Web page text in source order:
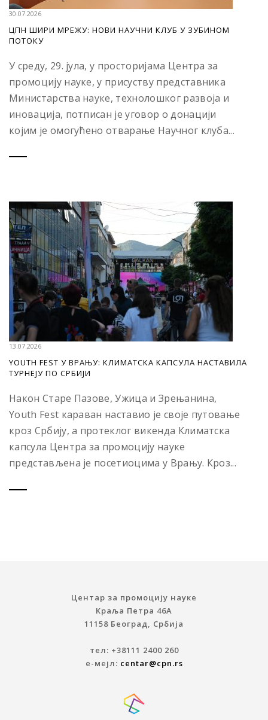
30.07.2026
ЦПН ШИРИ МРЕЖУ: НОВИ НАУЧНИ КЛУБ У ЗУБИНОМ
ПОТОКУ
У среду, 29. јула, у просторијама Центра за
промоцију науке, у присуству представника
Министарства науке, технолошког развоја и
иновација, потписан је уговор о донацији
којим је омогућено отварање Научног клуба...
13.07.2026
YOUTH FEST У ВРАЊУ: КЛИМАТСКА КАПСУЛА НАСТАВИЛА
ТУРНЕЈУ ПО СРБИЈИ
Након Старе Пазове, Ужица и Зрењанина,
Youth Fest караван наставио је своје путовање
кроз Србију, а протеклог викенда Климатска
капсула Центра за промоцију науке
представљена је посетиоцима у Врању. Кроз...
Центар за промоцију науке
Краља Петра 46A
11158 Београд, Србија
тел: +38111 2400 260
е-мејл: centar@cpn.rs